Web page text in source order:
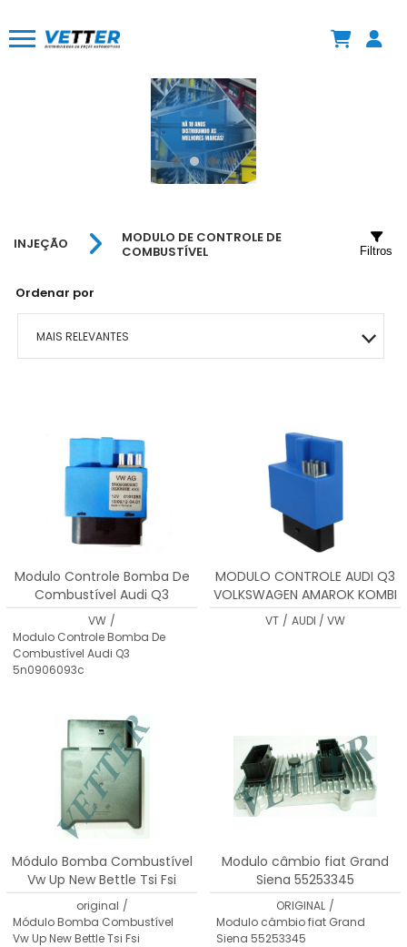
INJEÇÃO
MODULO DE CONTROLE DE
COMBUSTÍVEL
Ordenar por
MAIS RELEVANTES
MAIOR PREÇO
Filtros
Modulo Controle Bomba De
Combustível Audi Q3
5n0906093c
VW /
Modulo Controle Bomba De
Combustível Audi Q3
5n0906093c
MODULO CONTROLE AUDI Q3
VOLKSWAGEN AMAROK KOMBI
TIGUAN
VT / AUDI / VW
Módulo Bomba Combustível
Vw Up New Bettle Tsi Fsi
5q0906093a
original /
Módulo Bomba Combustível
Vw Up New Bettle Tsi Fsi
Modulo câmbio fiat Grand
Siena 55253345
ORIGINAL /
Modulo câmbio fiat Grand
Siena 55253345